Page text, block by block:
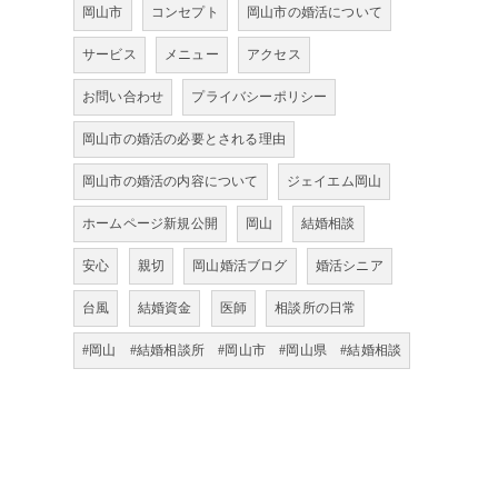
岡山市 コンセプト 岡山市の婚活について
サービス メニュー アクセス
お問い合わせ プライバシーポリシー
岡山市の婚活の必要とされる理由
岡山市の婚活の内容について ジェイエム岡山
ホームページ新規公開 岡山 結婚相談
安心 親切 岡山婚活ブログ 婚活シニア
台風 結婚資金 医師 相談所の日常
#岡山 #結婚相談所 #岡山市 #岡山県 #結婚相談